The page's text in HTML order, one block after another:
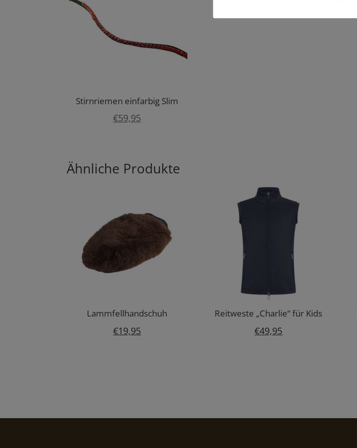
Stirnriemen einfarbig Slim
€59,95
Ähnliche Produkte
Lammfellhandschuh
€19,95
Reitweste „Charlie“ für Kids
€49,95